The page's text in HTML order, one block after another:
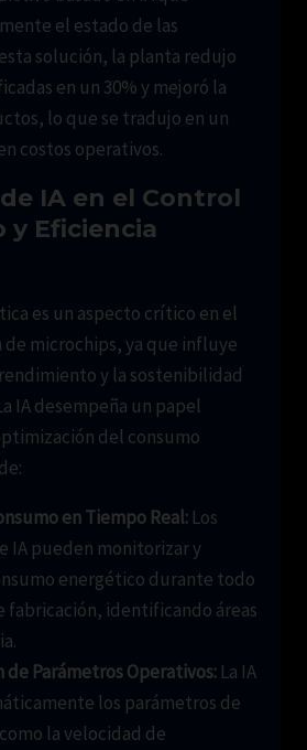
el estado de las
solución, la planta redujo
en un 30% y mejoró la
lo que se tradujo en un
costos operativos.
IA en el Control
y Eficiencia
es un aspecto crítico en el
microchips, ya que influye
y la sostenibilidad
IA desempeña un papel
del consumo
en Tiempo Real: Los
IA pueden monitorizar y
energético durante todo
fabricación, identificando áreas
de Parámetros Operativos: La IA
los parámetros de
la velocidad de